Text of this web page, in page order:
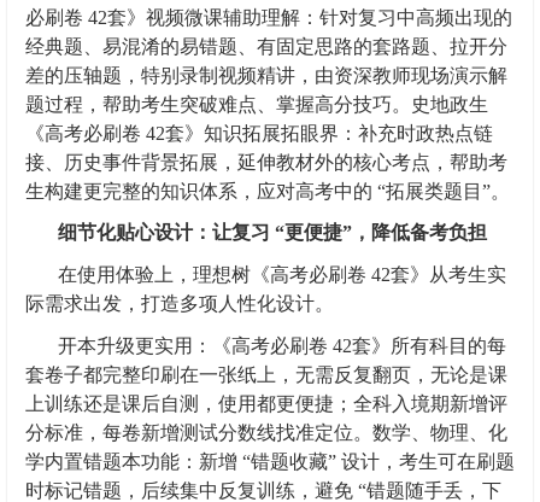
必刷卷 42套》视频微课辅助理解：针对复习中高频出现的
经典题、易混淆的易错题、有固定思路的套路题、拉开分
差的压轴题，特别录制视频精讲，由资深教师现场演示解
题过程，帮助考生突破难点、掌握高分技巧。史地政生
《高考必刷卷 42套》知识拓展拓眼界：补充时政热点链
接、历史事件背景拓展，延伸教材外的核心考点，帮助考
生构建更完整的知识体系，应对高考中的 “拓展类题目”。
细节化贴心设计：让复习 “更便捷”，降低备考负担
在使用体验上，理想树《高考必刷卷 42套》从考生实
际需求出发，打造多项人性化设计。
开本升级更实用：《高考必刷卷 42套》所有科目的每
套卷子都完整印刷在一张纸上，无需反复翻页，无论是课
上训练还是课后自测，使用都更便捷；全科入境期新增评
分标准，每卷新增测试分数线找准定位。数学、物理、化
学内置错题本功能：新增 “错题收藏” 设计，考生可在刷题
时标记错题，后续集中反复训练，避免 “错题随手丢，下